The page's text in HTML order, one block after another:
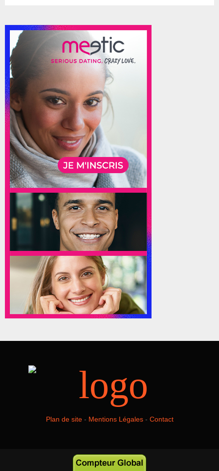
Plan de site- Mentions Légales- Contact